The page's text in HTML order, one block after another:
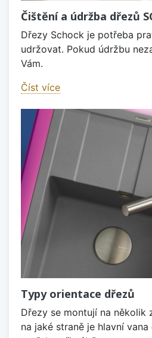
Čištění a údržba dřezů
Dřezy Schock je potřeba
udržovat. Pokud údržbu
Vám.
Číst více
Typy orientace dřezů
Dřezy se montují na několik
na jaké straně je hlavní